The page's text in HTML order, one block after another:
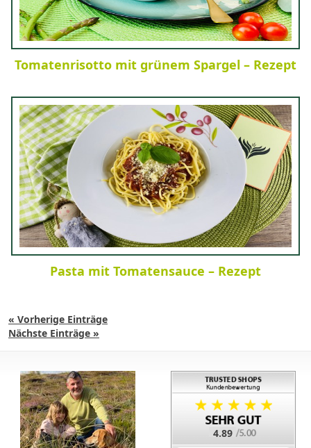
Tomatenrisotto mit grünem Spargel – Rezept
Pasta mit Tomatensauce – Rezept
« Vorherige Einträge
Nächste Einträge »
4.89